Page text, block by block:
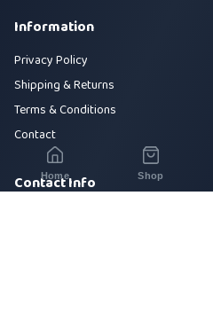
Information
Privacy Policy
Shipping & Returns
Terms & Conditions
Contact
Contact Info
Home Shop